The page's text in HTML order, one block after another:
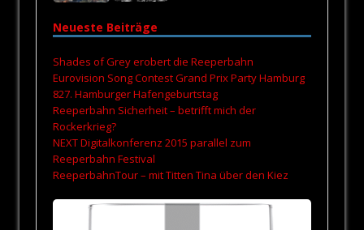
Neueste Beiträge
Shades of Grey erobert die Reeperbahn
Eurovision Song Contest Grand Prix Party Hamburg
827. Hamburger Hafengeburtstag
Reeperbahn Sicherheit – betrifft mich der
Rockerkrieg?
NEXT Digitalkonferenz 2015 parallel zum
Reeperbahn Festival
ReeperbahnTour – mit Titten Tina über den Kiez